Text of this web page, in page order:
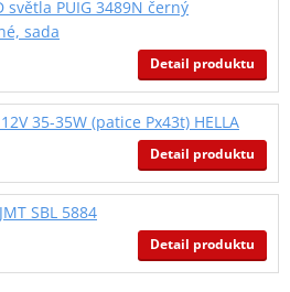
světla PUIG 3489N černý
sada
Detail produktu
35-35W (patice Px43t) HELLA
Detail produktu
SBL 5884
Detail produktu